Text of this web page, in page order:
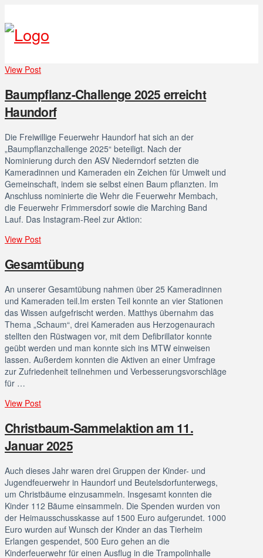
View Post
Baumpflanz-Challenge 2025 erreicht
Haundorf
Die Freiwillige Feuerwehr Haundorf hat sich an der
„Baumpflanzchallenge 2025“ beteiligt. Nach der
Nominierung durch den ASV Niederndorf setzten die
Kameradinnen und Kameraden ein Zeichen für Umwelt und
Gemeinschaft, indem sie selbst einen Baum pflanzten. Im
Anschluss nominierte die Wehr die Feuerwehr Membach,
die Feuerwehr Frimmersdorf sowie die Marching Band
Lauf. Das Instagram-Reel zur Aktion:
View Post
Gesamtübung
An unserer Gesamtübung nahmen über 25 Kameradinnen
und Kameraden teil.Im ersten Teil konnte an vier Stationen
das Wissen aufgefrischt werden. Matthys übernahm das
Thema „Schaum“, drei Kameraden aus Herzogenaurach
stellten den Rüstwagen vor, mit dem Defibrillator konnte
geübt werden und man konnte sich ins MTW einweisen
lassen. Außerdem konnten die Aktiven an einer Umfrage
zur Zufriedenheit teilnehmen und Verbesserungsvorschläge
für …
View Post
Christbaum-Sammelaktion am 11.
Januar 2025
Auch dieses Jahr waren drei Gruppen der Kinder- und
Jugendfeuerwehr in Haundorf und Beutelsdorfunterwegs,
um Christbäume einzusammeln. Insgesamt konnten die
Kinder 112 Bäume einsammeln. Die Spenden wurden von
der Heimausschusskasse auf 1500 Euro aufgerundet. 1000
Euro wurden auf Wunsch der Kinder an das Tierheim
Erlangen gespendet, 500 Euro gehen an die
Kinderfeuerwehr für einen Ausflug in die Trampolinhalle